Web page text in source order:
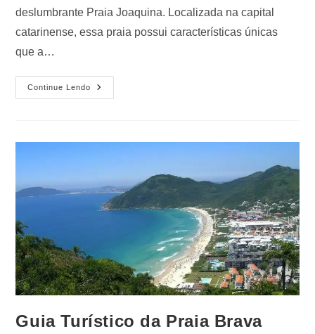
deslumbrante Praia Joaquina. Localizada na capital
catarinense, essa praia possui características únicas
que a…
Continue Lendo
Guia Turístico da Praia Brava